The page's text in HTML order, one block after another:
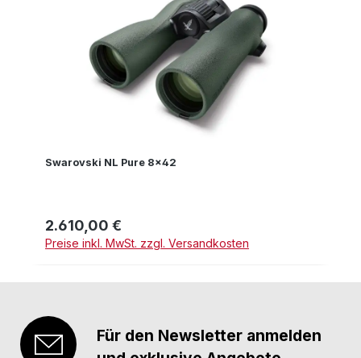
Swarovski NL Pure 8x42
Regulärer Preis:
2.610,00 €
Preise inkl. MwSt. zzgl. Versandkosten
Für den Newsletter anmelden